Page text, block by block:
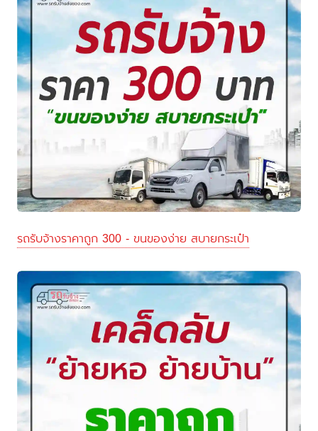
รถรับจ้างราคาถูก 300 - ขนของง่าย สบายกระเป๋า